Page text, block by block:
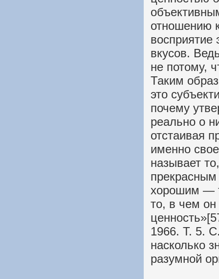
отношению
восприятие
вкусов.
не потому,
Таким
это
почему
реально о
отстаивая
именно
называет
хорошим —
то, в чем он
1966. Т. 5.
насколько
разумной